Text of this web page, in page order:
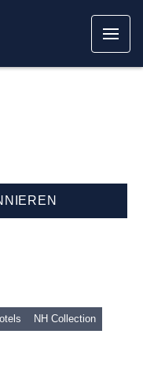
NH Collection